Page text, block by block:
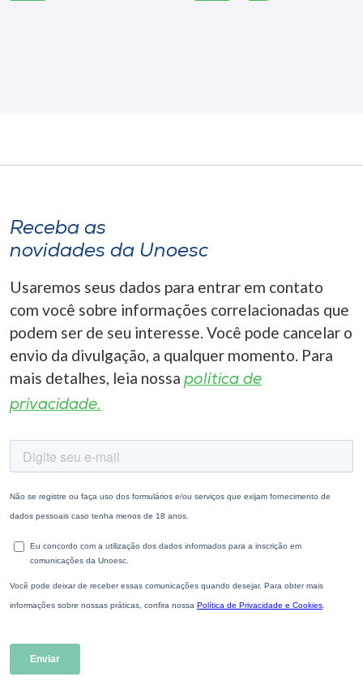
Receba as
novidades da Unoesc
Usaremos seus dados para entrar em contato
com você sobre informações correlacionadas que
podem ser de seu interesse. Você pode cancelar o
envio da divulgação, a qualquer momento. Para
mais detalhes, leia nossa política de
privacidade.